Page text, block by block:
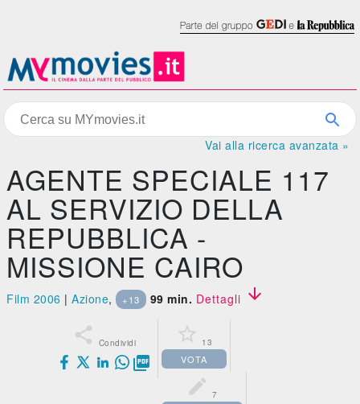
Vai alla ricerca avanzata »
AGENTE SPECIALE 117
AL SERVIZIO DELLA
REPUBBLICA -
MISSIONE CAIRO
Film 2006 |Azione, +13 99 min. Dettagli 
 Condividi

 13
VOTA
 7